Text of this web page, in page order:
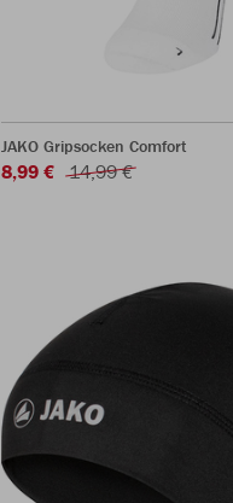
JAKO Gripsocken Comfort
8,99 € 14,99 €